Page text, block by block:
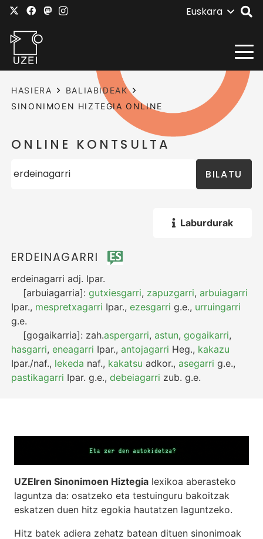
Euskara
HASIERA
BALIABIDEAK
SINONIMOEN HIZTEGIA ONLINE
ONLINE KONTSULTA
BILATU
Laburdurak
ERDEINAGARRI
erdeinagarri adj. Ipar.
[arbuiagarria]:gutxiesgarri, zapuzgarri,arbuiagarri
Ipar., mespretxagarri Ipar.,ezesgarri g.e., urruingarri
g.e.
[gogaikarria]: zah.aspergarri,astun,gogaikarri,
hasgarri,eneagarri Ipar.,antojagarri Heg., kakazu
Ipar./naf., lekeda naf., kakatsu adkor.,asegarri g.e.,
pastikagarri Ipar. g.e.,debeiagarri zub. g.e.
UZEIren Sinonimoen Hiztegia lexikoa aberasteko
laguntza da: osatzeko eta testuinguru bakoitzak
eskatzen duen hitz egokia hautatzen laguntzeko.
Hitz batek adiera zehatz batean dituen sinonimoak